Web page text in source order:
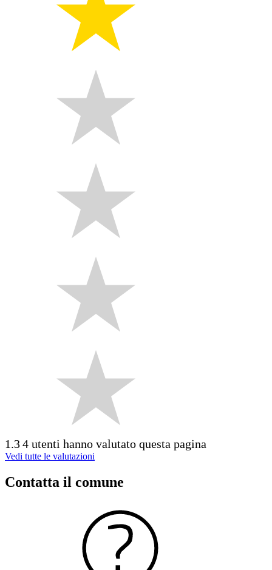
1.34 utenti hanno valutato questa pagina
Vedi tutte le valutazioni
Contatta il comune